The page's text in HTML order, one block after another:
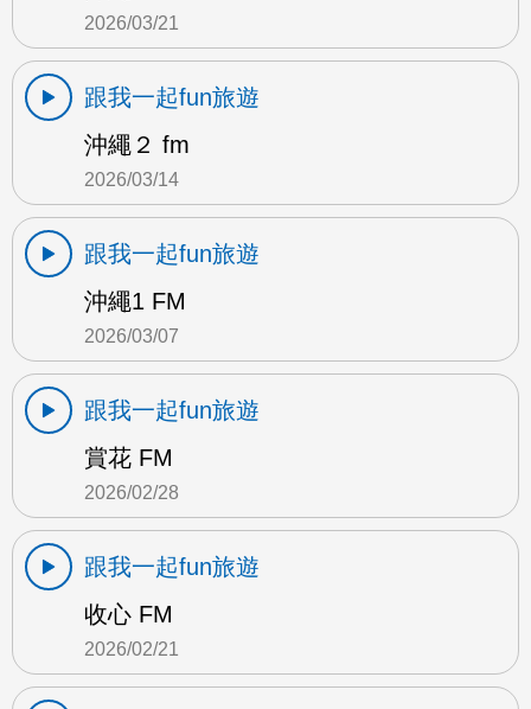
2026/03/21
跟我一起fun旅遊
沖繩２ fm
2026/03/14
跟我一起fun旅遊
沖繩1 FM
2026/03/07
跟我一起fun旅遊
賞花 FM
2026/02/28
跟我一起fun旅遊
收心 FM
2026/02/21